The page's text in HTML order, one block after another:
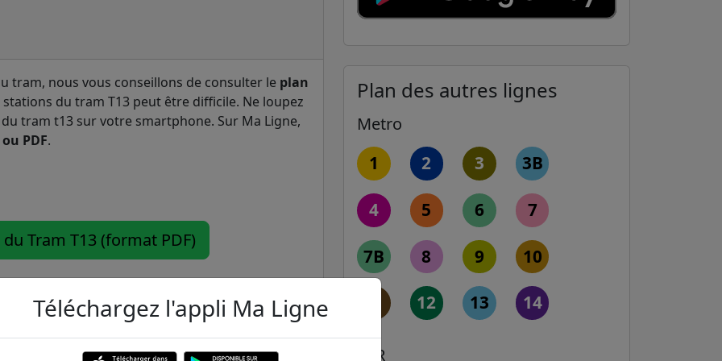
tram, nous vous conseillons de consulter le plan
du tram T13 peut être difficile. Ne loupez
tram t13 sur votre smartphone. Sur Ma Ligne,
PDF.
Tram T13 (format PDF)
Plan des autres lignes
Metro
1 2 3 3B
4 5 6 7
7B 8 9 10
12 13 14
RER
Téléchargez l'appli Ma Ligne